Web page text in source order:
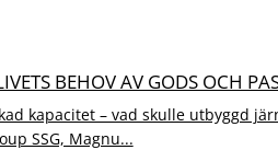
BEHOV AV GODS OCH
kapacitet – vad skulle utbyggd
SSG, Magnu...